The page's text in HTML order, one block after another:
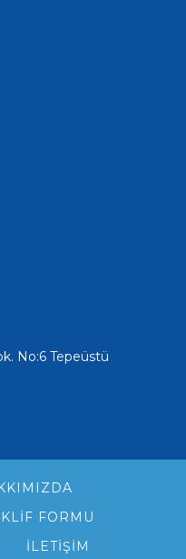
No:6 Tepeüstü
FORMU
İLETIŞIM